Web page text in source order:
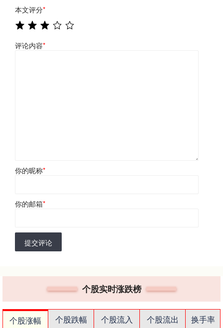
本文评分*
评论内容*
你的昵称*
你的邮箱*
提交评论
个股实时涨跌榜
个股涨幅 个股跌幅 个股流入 个股流出
换手率